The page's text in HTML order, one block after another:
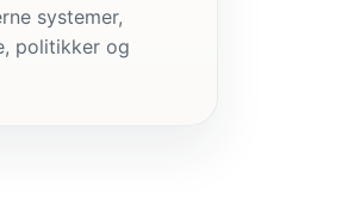
systemer,
politikker og